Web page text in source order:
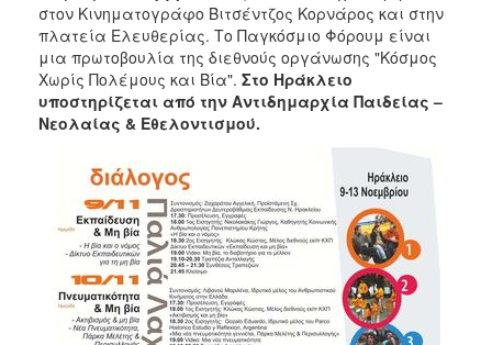
ΠΟΛΙΤΙΣΜΟΣ
ΑΝΘΕΚΤΙΚΗ
ΠΟΛΗ
στον Κινηματογράφο Βιτσέντζος Κορνάρος και στην
πλατεία Ελευθερίας. Το Παγκόσμιο Φόρουμ είναι
μια πρωτοβουλία της διεθνούς οργάνωσης "Κόσμος
Χωρίς Πολέμους και Βία". Στο Ηράκλειο
υποστηρίζεται από την Αντιδημαρχία Παιδείας –
Νεολαίας & Εθελοντισμού.